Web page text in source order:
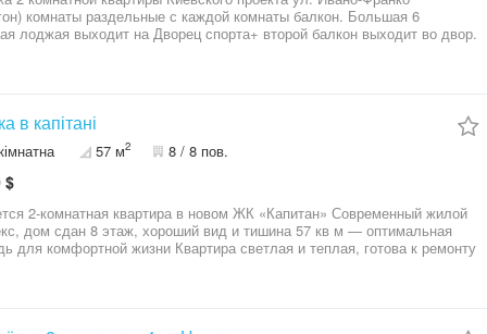
комнаты раздельные с каждой комнаты балкон. Большая 6
лоджая выходит на Дворец спорта+ второй балкон выходит во двор.
Avenue 0671919195 .0671919195 Сергей
в капітані
57 м2 8 / 8 пов.
$
2-комнатная квартира в новом ЖК «Капитан» Современный жилой
дом сдан 8 этаж, хороший вид и тишина 57 кв м — оптимальная
для комфортной жизни Квартира светлая и теплая, готова к ремонту
школы, магазины рядом •